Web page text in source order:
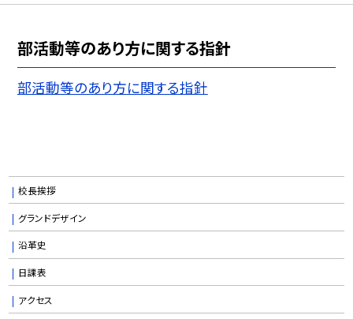
部活動等のあり方に関する指針
部活動等のあり方に関する指針
校長挨拶
グランドデザイン
沿革史
日課表
アクセス